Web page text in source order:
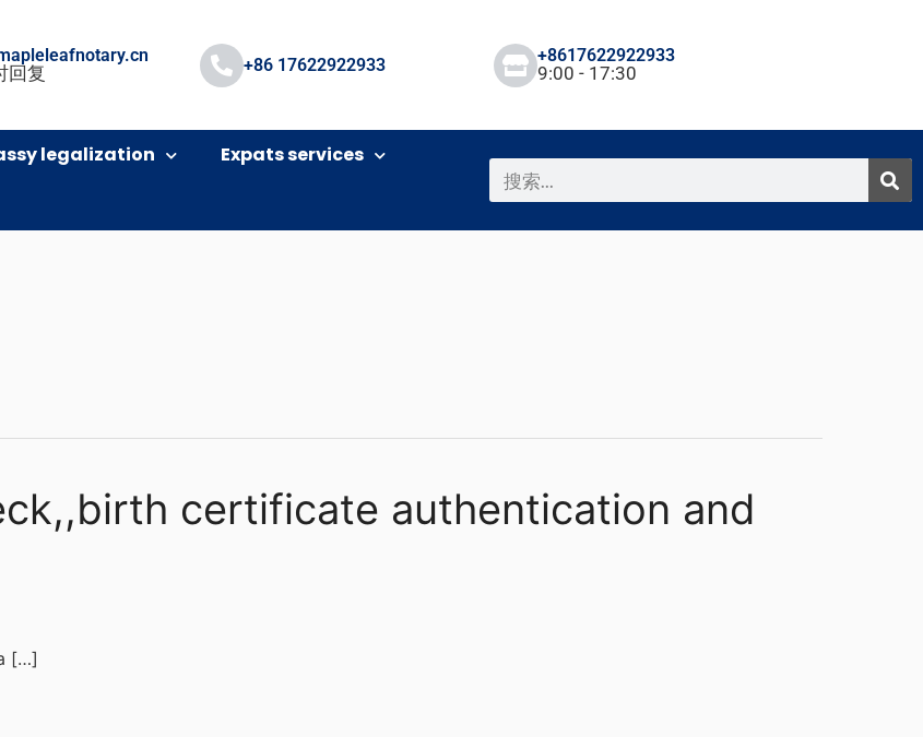
回复 +86 17622922933 +8617622922933
9:00 - 17:30
legalization
Expats services
搜
索
certificate authentication and
[…]